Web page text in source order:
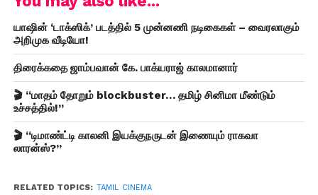
யாஷின் ‘டாக்ஸிக்’ படத்தில் 5 முன்னணி நடிகைகள் – வைரலாகும்
அறிமுக வீடியோ!
திரைக்கதை ஜாம்பவான் கே. பாக்யராஜ் காலமானார்
🎬 “மாதம் தோறும் blockbuster… தமிழ் சினிமா மீண்டும்
உச்சத்தில்!”
🎬 “டிமாண்ட்டி காலனி இயக்குநருடன் இணையும் ராகவா
லாரன்ஸ்?”
RELATED TOPICS: TAMIL CINEMA